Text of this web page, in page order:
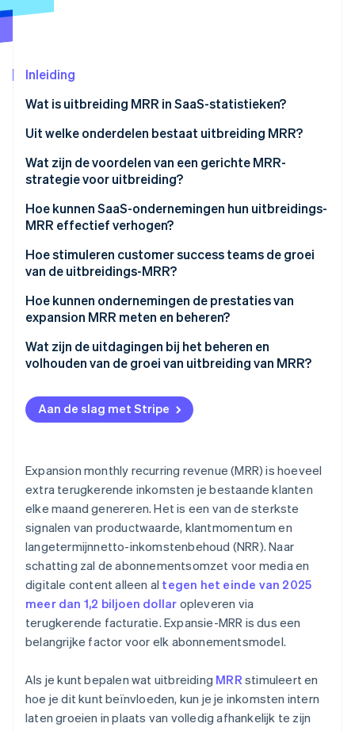
Oprichting van een start-up
Identity
Stripe Sessions 2026
Nu bekijken
Inleiding
Wat is uitbreiding MRR in SaaS-statistieken?
Uit welke onderdelen bestaat uitbreiding MRR?
Wat zijn de voordelen van een gerichte MRR-
strategie voor uitbreiding?
Hoe kunnen SaaS-ondernemingen hun uitbreidings-
MRR effectief verhogen?
Ontwerp prijzen die meegroeien met de klant
Gebruik echt klantgedrag om upsells te timen
Cross-sell producten die de workflow van de klant
uitbreiden
Ontwikkel add-ons voor geavanceerde of groeiende
Segmenteer je klantenbestand en pas je aanbod aan
Evalueer en verbeter regelmatig de
uitbreidingsprestaties
Hoe stimuleren customer success teams de groei
van de uitbreidings-MRR?
Hoe kunnen ondernemingen de prestaties van
expansion MRR meten en beheren?
Wat zijn de uitdagingen bij het beheren en
volhouden van de groei van uitbreiding van MRR?
Aan de slag met Stripe
Expansion monthly recurring revenue (MRR) is hoeveel
extra terugkerende inkomsten je bestaande klanten
elke maand genereren. Het is een van de sterkste
signalen van productwaarde, klantmomentum en
langetermijnnetto-inkomstenbehoud (NRR). Naar
schatting zal de abonnementsomzet voor media en
digitale content alleen al tegen het einde van 2025
meer dan 1,2 biljoen dollar opleveren via
terugkerende facturatie. Expansie-MRR is dus een
belangrijke factor voor elk abonnementsmodel.
Als je kunt bepalen wat uitbreiding MRR stimuleert en
hoe je dit kunt beïnvloeden, kun je je inkomsten intern
laten groeien in plaats van volledig afhankelijk te zijn